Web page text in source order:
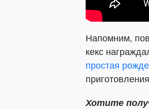
Напомним,
кекс
простая
Хотите